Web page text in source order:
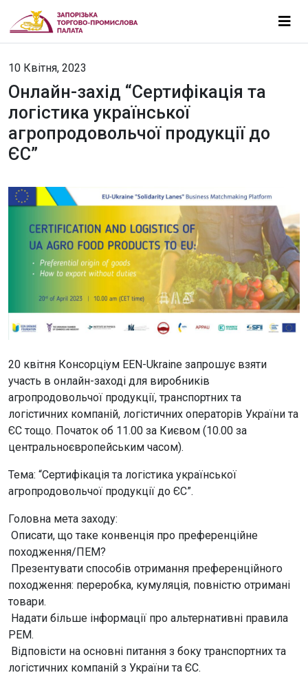
10 Квітня, 2023
Онлайн-захід “Сертифікація та
логістика української
агропродовольчої продукції до
ЄС”
20 квітня Консорціум EEN-Ukraine запрошує взяти
участь в онлайн-заході для виробників
агропродовольчої продукції, транспортних та
логістичних компаній, логістичних операторів України та
ЄС тощо. Початок об 11.00 за Києвом (10.00 за
центральноєвропейським часом).
Тема: “Сертифікація та логістика української
агропродовольчої продукції до ЄС”.
Головна мета заходу:
Описати, що таке конвенція про преференційне
походження/ПЕМ?
Презентувати способів отримання преференційного
походження: переробка, кумуляція, повністю отримані
товари.
Надати більше інформації про альтернативні правила
PEM.
Відповісти на основні питання з боку транспортних та
логістичних компаній з України та ЄС.